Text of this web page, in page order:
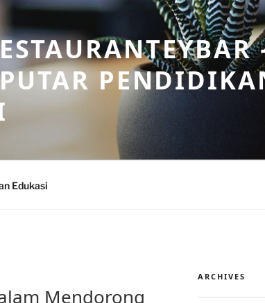
Edukasi
Mendorong
ARCHIVES